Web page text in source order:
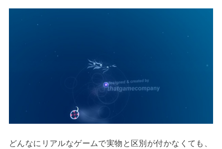
どんなにリアルなゲームで実物と区別が付かなくても、